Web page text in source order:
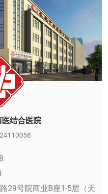
结合医院
29号院商业B座1-5层（天